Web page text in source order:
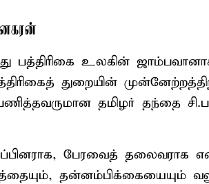
பத்திரிகை உலகின்
துறையின்
தமிழர் தந்தை
பேரவைத் தலைவராக
தன்னம்பிக்கையையும்